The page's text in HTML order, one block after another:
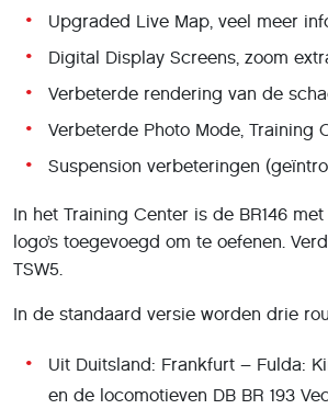
Upgraded Live Map, veel meer
Digital Display Screens, zoom
Verbeterde rendering van de
Verbeterde Photo Mode, Training
Suspension verbeteringen
In het Training Center is de BR146
logo’s toegevoegd om te oefenen.
TSW5.
In de standaard versie worden drie
Uit Duitsland: Frankfurt – Fulda:
en de locomotieven DB BR 193